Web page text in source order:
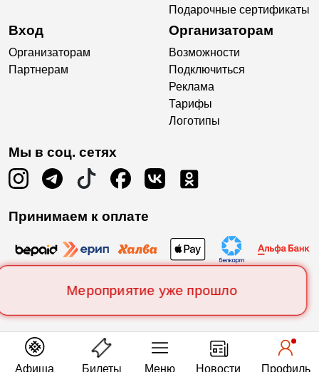
Мероприятие уже прошло
Подарочные сертификаты
Вход
Организаторам
Партнерам
Организаторам
Возможности
Подключиться
Реклама
Тарифы
Логотипы
Мы в соц. сетях
Принимаем к оплате
Афиша Билеты Меню Новости Профиль
Есть вопросы?